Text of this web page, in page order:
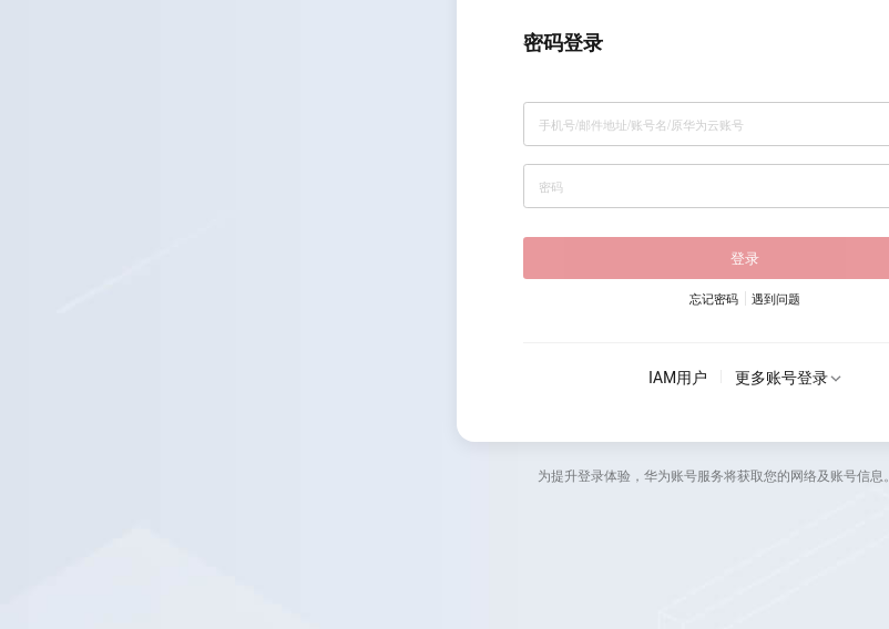
密码登录
登录
忘记密码 遇到问题
IAM用户 更多账号登录
为提升登录体验，华为账号服务将获取您的网络及账号信息。